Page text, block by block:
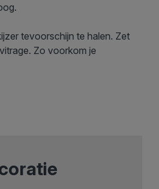
tevoorschijn te halen. Zet
Zo voorkom je